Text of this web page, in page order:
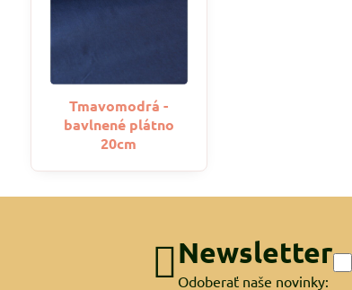
Tmavomodrá -
bavlnené plátno
20cm
Newsletter
Odoberať naše novinky: